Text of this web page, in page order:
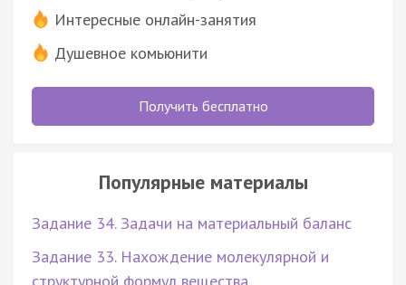
Интересные онлайн-занятия
Душевное комьюнити
Получить бесплатно
Популярные материалы
Задание 34. Задачи на материальный баланс
Задание 33. Нахождение молекулярной и
структурной формул вещества